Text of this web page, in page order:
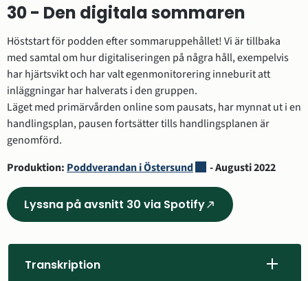
30 - Den digitala sommaren
Höststart för podden efter sommaruppehållet! Vi är tillbaka
med samtal om hur digitaliseringen på några håll, exempelvis
har hjärtsvikt och har valt egenmonitorering inneburit att
inläggningar har halverats i den gruppen.
Läget med primärvården online som pausats, har mynnat ut i en
handlingsplan, pausen fortsätter tills handlingsplanen är
genomförd.
Produktion: Poddverandan i ÖstersundLänk till annan
- Augusti 2022
Lyssna på avsnitt 30 via Spotify
(Länk
annan
Transkription